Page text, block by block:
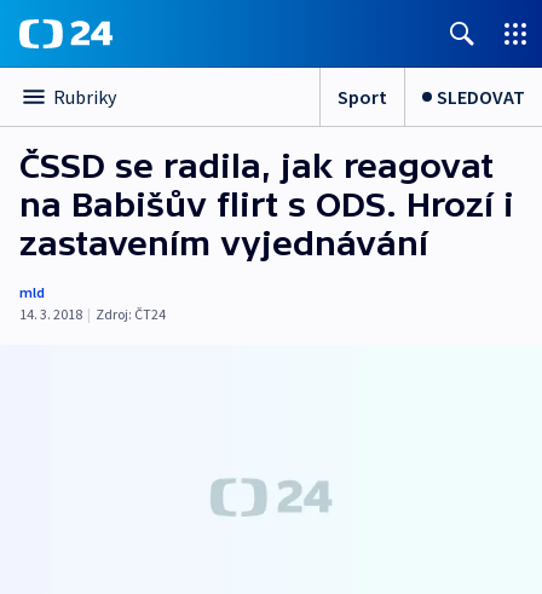
Rubriky Sport SLEDOVAT
ČSSD se radila, jak reagovat
na Babišův flirt s ODS. Hrozí i
zastavením vyjednávání
mld
14. 3. 2018 | Zdroj: ČT24